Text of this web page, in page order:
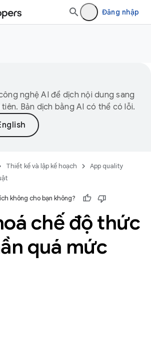
Đăng nhập
nghệ AI để dịch nội dung sang
Bản dịch bằng AI có thể có lỗi.
Thiết kế và lập kế hoạch
App quality
không cho bạn không?
chế độ thức
quá mức